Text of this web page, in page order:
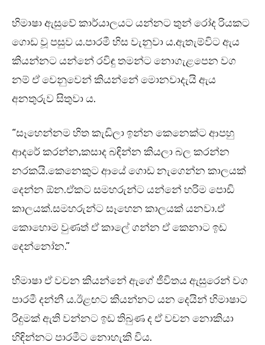
හිමාෂා ඇසුවේ කාර්යාලයට යන්නට තුන් රෝද රියකට
ගොඩ වූ පසුව ය.පාරමී හිස වැනුවා ය.ඇතැම්විට ඇය
කියන්නට යන්නේ රවිඳු තමන්ට නොගැළපෙන වග
නම් ඒ වෙනුවෙන් කියන්නේ මොනවාදැයි ඇය
අනතුරුව සිතුවා ය.
“සෑහෙන්නම හිත කැඩිලා ඉන්න කෙනෙක්ට ආපහු
ආදරේ කරන්න,කසාද බඳින්න කියලා බල කරන්න
නරකයි.කෙනෙකුට ආයේ ගොඩ නැගෙන්න කාලයක්
දෙන්න ඕන.ඒකට සමහරුන්ට යන්නේ හරිම පොඩි
කාලයක්.සමහරුන්ට සෑහෙන කාලයක් යනවා.ඒ
කොහොම වුණත් ඒ කාලේ ගන්න ඒ කෙනාට ඉඩ
දෙන්නෝන.”
හිමාෂා ඒ වචන කියන්නේ ඇගේ ජීවිතය ඇසුරෙන් වග
පාරමී දන්නී ය.ඊළඟට කියන්නට යන දෙයින් හිමාෂාට
රිදුමක් ඇති වන්නට ඉඩ තිබුණ ද ඒ වචන නොකියා
හිඳින්නට පාරමීට නොහැකි විය.